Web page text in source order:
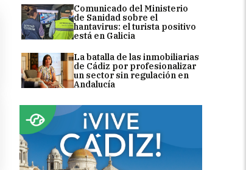
Comunicado del Ministerio
de Sanidad sobre el
hantavirus: el turista positivo
está en Galicia
La batalla de las inmobiliarias
de Cádiz por profesionalizar
un sector sin regulación en
Andalucía